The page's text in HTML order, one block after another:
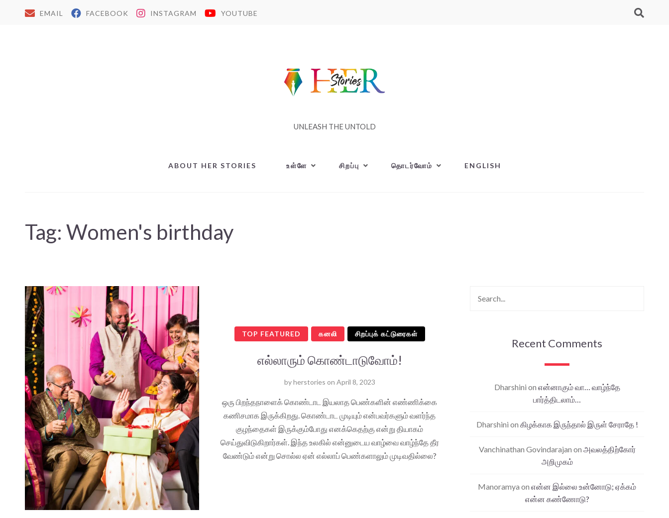
EMAIL FACEBOOK INSTAGRAM YOUTUBE
UNLEASH THE UNTOLD
ABOUT HER STORIES உள்ளே சிறப்பு தொடர்வோம் ENGLISH
Tag: Women's birthday
TOP FEATURED கனலி சிறப்புக் கட்டுரைகள்
எல்லாரும் கொண்டாடுவோம்!
byherstories on April 8, 2023
ஒரு பிறந்தநாளைக் கொண்டாட இயலாத பெண்களின் எண்ணிக்கை
கணிசமாக இருக்கிறது. கொண்டாட முடியும் என்பவர்களும் வளர்ந்த
குழந்தைகள் இருக்கும்போது எனக்கெதற்கு என்று தியாகம்
செய்துவிடுகிறார்கள். இந்த உலகில் என்னுடைய வாழ்வை வாழ்ந்தே தீர
வேண்டும் என்று சொல்ல ஏன் எல்லாப் பெண்களாலும் முடிவதில்லை?
Recent Comments
Dharshini on என்னாகும் வா… வாழ்ந்தே
பார்த்திடலாம்…
Dharshini on கிழக்காக இருந்தால் இருள் சேராதே !
Vanchinathan Govindarajan on அவலத்திற்கோர்
அறிமுகம்
Manoramya on என்ன இல்லை உன்னோடு; ஏக்கம்
என்ன கண்ணோடு?